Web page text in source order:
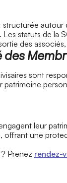
structurée autour
Les statuts de la
des
des
sont
patrimoine
leur
offrant une
Prenez rendez-